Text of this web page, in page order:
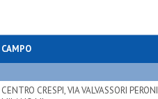
CAMPO
CENTRO CRESPI, VIA VALVASSORI